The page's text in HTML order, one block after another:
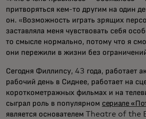
притворяться кем-то другим на один
он. «Возможность играть зрящих
заставляла меня чувствовать себя
то смысле нормально, потому что я
они пережили в жизни без
Сегодня Филлипсу, 43 года, работает
рабочий день в Сиднее, работает на
короткометражных фильмах и на
сыграл роль в популярном сериале
является основателем Theatre of the